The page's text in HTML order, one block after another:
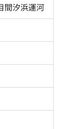
間汐浜運河